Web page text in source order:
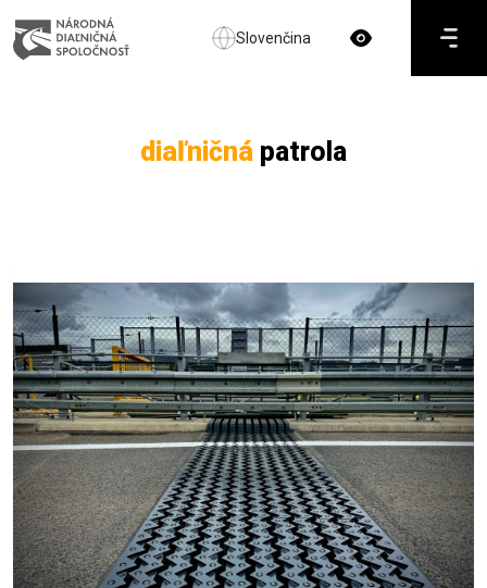
Slovenčina
diaľničná patrola